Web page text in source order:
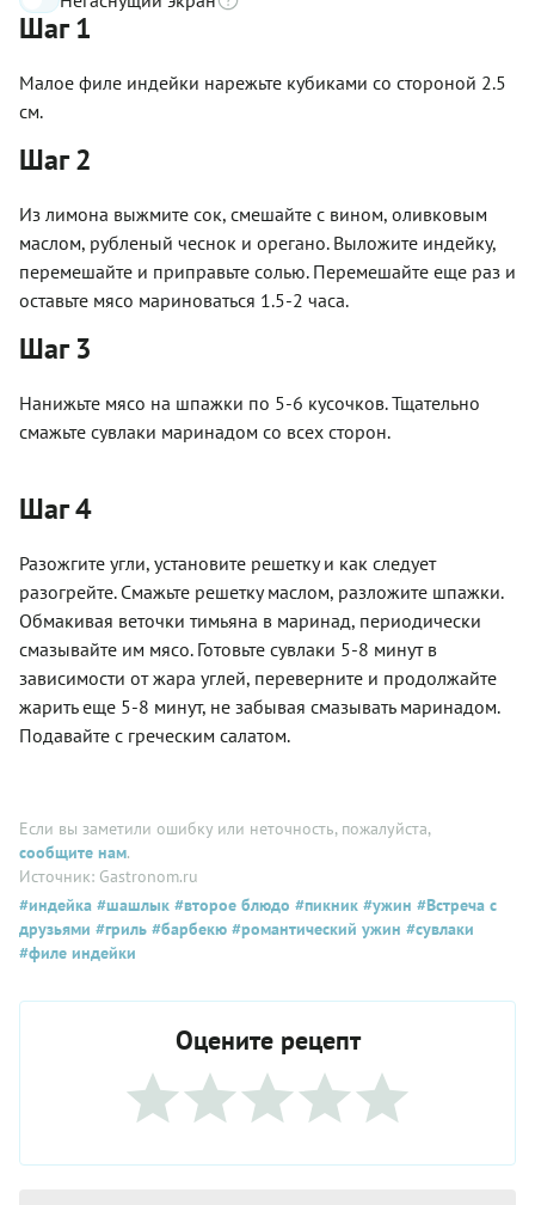
Шаг 1
Малое филе индейки нарежьте кубиками со стороной 2.5
см.
Шаг 2
Из лимона выжмите сок, смешайте с вином, оливковым
маслом, рубленый чеснок и орегано. Выложите индейку,
перемешайте и приправьте солью. Перемешайте еще раз и
оставьте мясо мариноваться 1.5-2 часа.
Шаг 3
Нанижьте мясо на шпажки по 5-6 кусочков. Тщательно
смажьте сувлаки маринадом со всех сторон.
Шаг 4
Разожгите угли, установите решетку и как следует
разогрейте. Смажьте решетку маслом, разложите шпажки.
Обмакивая веточки тимьяна в маринад, периодически
смазывайте им мясо. Готовьте сувлаки 5-8 минут в
зависимости от жара углей, переверните и продолжайте
жарить еще 5-8 минут, не забывая смазывать маринадом.
Подавайте с греческим салатом.
Если вы заметили ошибку или неточность, пожалуйста,
сообщите нам.
Источник: Gastronom.ru
#индейка #шашлык #второе блюдо #пикник #ужин #Встреча с
друзьями #гриль #барбекю #романтический ужин #сувлаки
#филе индейки
Оцените рецепт